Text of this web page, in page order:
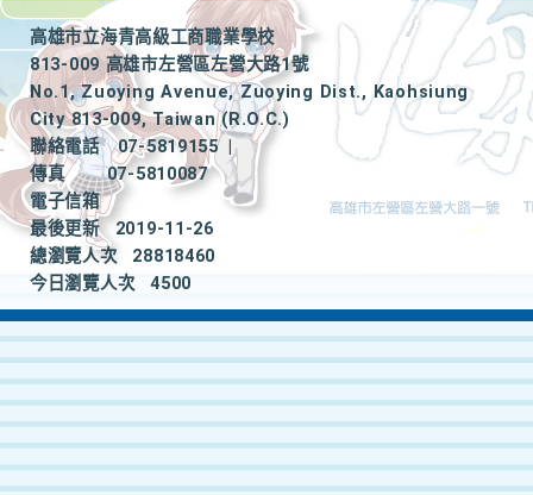
高雄市立海青高級工商職業學校
813-009 高雄市左營區左營大路1號
No.1, Zuoying Avenue, Zuoying Dist., Kaohsiung
City 813-009, Taiwan (R.O.C.)
聯絡電話
07-5819155
|
傳真
07-5810087
電子信箱
最後更新
2019-11-26
總瀏覽人次
28818460
今日瀏覽人次
4500